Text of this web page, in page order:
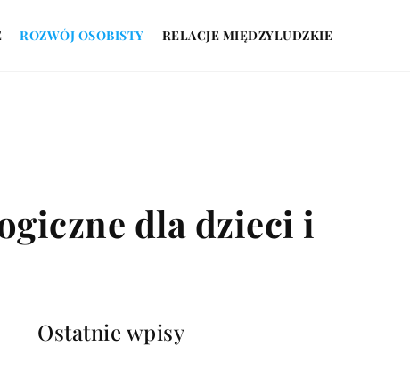
ROZWÓJ OSOBISTY RELACJE MIĘDZYLUDZKIE
dla dzieci i
Ostatnie wpisy